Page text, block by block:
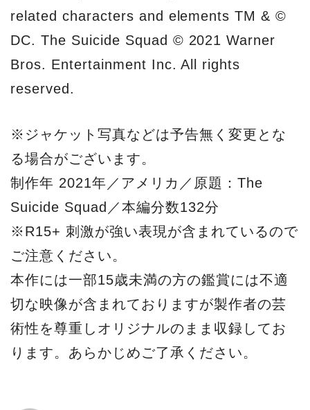
related characters and elements TM & ©
DC. The Suicide Squad © 2021 Warner
Bros. Entertainment Inc. All rights
reserved.
※ジャケット写真などは予告無く変更とな
る場合がございます。
制作年 2021年／アメリカ／原題：The
Suicide Squad／本編分数132分
※R15+ 刺激が強い表現が含まれているので
ご注意ください。
本作には一部15歳未満の方の鑑賞には不適
切な映像が含まれておりますが製作者の芸
術性を尊重しオリジナルのまま収録してお
ります。あらかじめご了承ください。